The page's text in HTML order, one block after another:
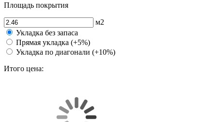
Площадь покрытия
м2
Укладка без запаса
Прямая укладка (+5%)
Укладка по диагонали (+10%)
Итого цена: